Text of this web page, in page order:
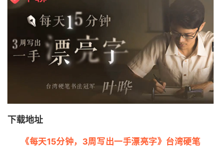
下载地址
《每天15分钟，3周写出一手漂亮字》台湾硬笔